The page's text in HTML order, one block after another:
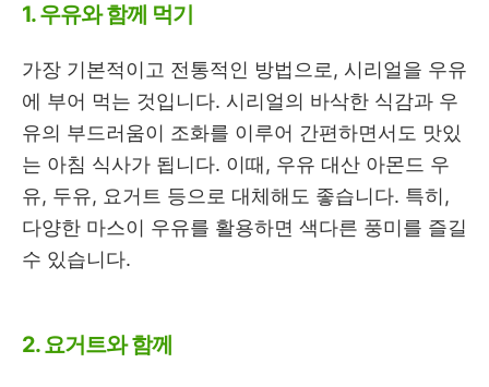
1. 우유와 함께 먹기
가장 기본적이고 전통적인 방법으로, 시리얼을 우유
에 부어 먹는 것입니다. 시리얼의 바삭한 식감과 우
유의 부드러움이 조화를 이루어 간편하면서도 맛있
는 아침 식사가 됩니다. 이때, 우유 대산 아몬드 우
유, 두유, 요거트 등으로 대체해도 좋습니다. 특히,
다양한 마스이 우유를 활용하면 색다른 풍미를 즐길
수 있습니다.
2. 요거트와 함께